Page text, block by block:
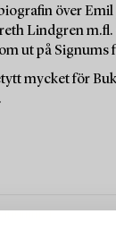
över Emil
Lindgren m.fl.
ut på Signums
mycket för